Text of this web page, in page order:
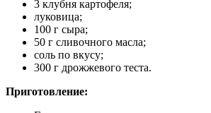
3 клубня картофеля;
луковица;
100 г сыра;
50 г сливочного масла;
соль по вкусу;
300 г дрожжевого теста.
Приготовление: